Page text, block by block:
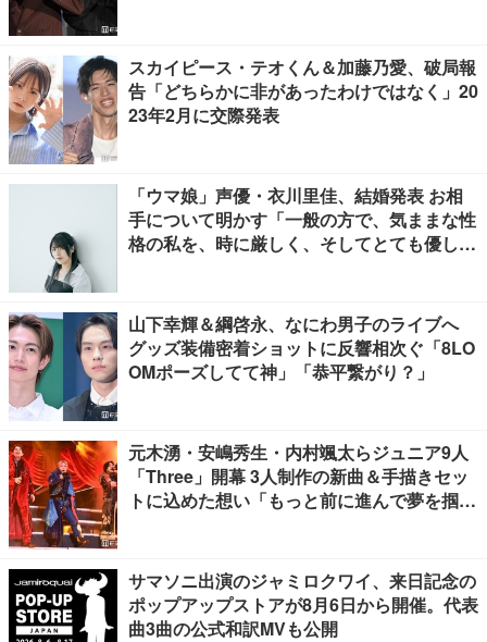
スカイピース・テオくん＆加藤乃愛、破局報
告「どちらかに非があったわけではなく」20
23年2月に交際発表
「ウマ娘」声優・衣川里佳、結婚発表 お相
手について明かす「一般の方で、気ままな性
格の私を、時に厳しく、そしてとても優し
山下幸輝＆綱啓永、なにわ男子のライブへ
グッズ装備密着ショットに反響相次ぐ「8LO
OMポーズしてて神」「恭平繋がり？」
元木湧・安嶋秀生・内村颯太らジュニア9人
「Three」開幕 3人制作の新曲＆手描きセッ
トに込めた想い「もっと前に進んで夢を掴み
サマソニ出演のジャミロクワイ、来日記念の
ポップアップストアが8月6日から開催。代表
曲3曲の公式和訳MVも公開